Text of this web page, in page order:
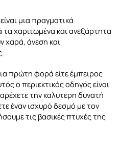
μια πραγματικά
τα χαριτωμένα και ανεξάρτητα
χαρά, άνεση και
πρώτη φορά είτε έμπειρος
ο περιεκτικός οδηγός είναι
την καλύτερη δυνατή
έναν ισχυρό δεσμό με τον
τις βασικές πτυχές της